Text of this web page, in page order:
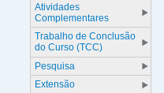
Atividades
Complementares
Trabalho de Conclusão
do Curso (TCC)
Pesquisa
Extensão